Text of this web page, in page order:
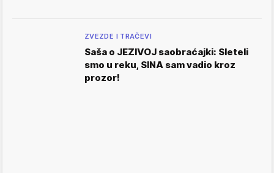
ZVEZDE I TRAČEVI
Saša o JEZIVOJ saobraćajki: Sleteli
smo u reku, SINA sam vadio kroz
prozor!